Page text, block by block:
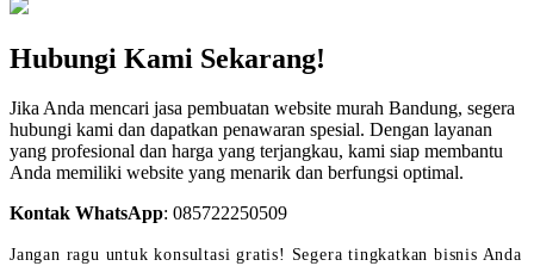
Hubungi Kami Sekarang!
Jika Anda mencari jasa pembuatan website murah Bandung, segera
hubungi kami dan dapatkan penawaran spesial. Dengan layanan
yang profesional dan harga yang terjangkau, kami siap membantu
Anda memiliki website yang menarik dan berfungsi optimal.
Kontak WhatsApp: 085722250509
Jangan ragu untuk konsultasi gratis! Segera tingkatkan bisnis Anda